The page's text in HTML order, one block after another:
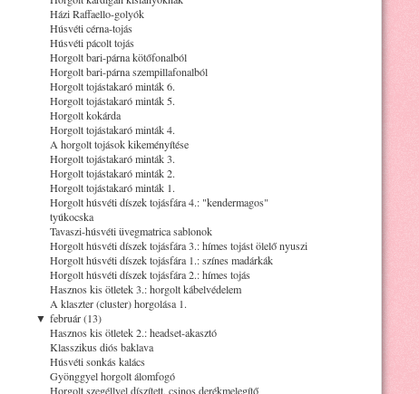
Házi Raffaello-golyók
Húsvéti cérna-tojás
Húsvéti pácolt tojás
Horgolt bari-párna kötőfonalból
Horgolt bari-párna szempillafonalból
Horgolt tojástakaró minták 6.
Horgolt tojástakaró minták 5.
Horgolt kokárda
Horgolt tojástakaró minták 4.
A horgolt tojások kikeményítése
Horgolt tojástakaró minták 3.
Horgolt tojástakaró minták 2.
Horgolt tojástakaró minták 1.
Horgolt húsvéti díszek tojásfára 4.: "kendermagos"
tyúkocska
Tavaszi-húsvéti üvegmatrica sablonok
Horgolt húsvéti díszek tojásfára 3.: hímes tojást ölelő nyuszi
Horgolt húsvéti díszek tojásfára 1.: színes madárkák
Horgolt húsvéti díszek tojásfára 2.: hímes tojás
Hasznos kis ötletek 3.: horgolt kábelvédelem
A klaszter (cluster) horgolása 1.
▼ február (13)
Hasznos kis ötletek 2.: headset-akasztó
Klasszikus diós baklava
Húsvéti sonkás kalács
Gyönggyel horgolt álomfogó
Horgolt szegéllyel díszített, csinos derékmelegítő